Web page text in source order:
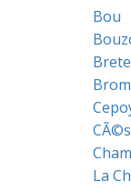
Bou
La